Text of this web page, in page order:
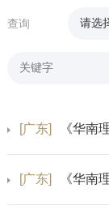
查询
[广东] 《华
[广东] 《华南